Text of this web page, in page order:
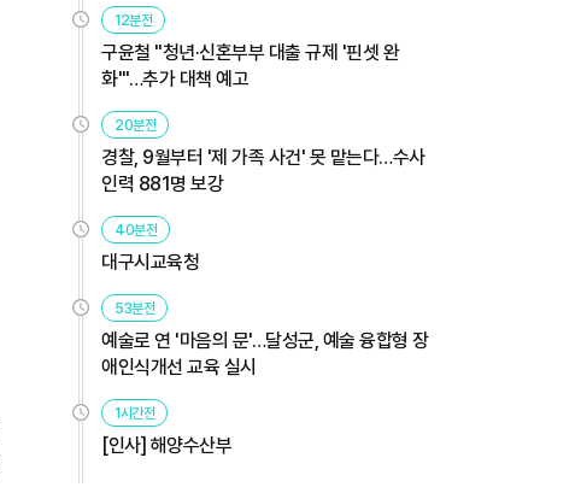
12분전
구윤철 "청년·신혼부부 대출 규제 '핀셋 완
화'"…추가 대책 예고
20분전
경찰, 9월부터 '제 가족 사건' 못 맡는다…수사
인력 881명 보강
40분전
대구시교육청
53분전
예술로 연 '마음의 문'…달성군, 예술 융합형 장
애인식개선 교육 실시
1시간전
[인사] 해양수산부